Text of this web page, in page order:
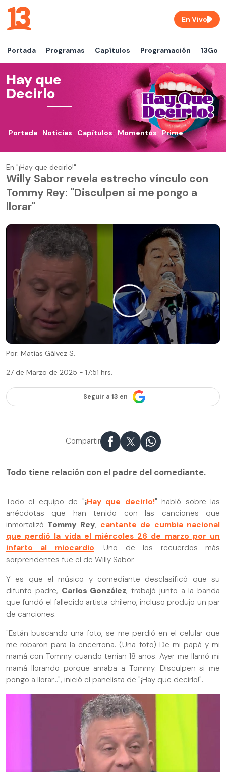
Portada Programas Capítulos Programación 13Go
En Vivo
Hay que
Decirlo
Portada Noticias Capítulos Momentos Prime
En "¡Hay que decirlo!"
Willy Sabor revela estrecho vínculo con
Tommy Rey: "Disculpen si me pongo a
llorar"
Por: Matías Gálvez S.
27 de Marzo de 2025 - 17:51 hrs.
Seguir a 13 en
Compartir
Todo tiene relación con el padre del comediante.
Todo el equipo de "¡Hay que decirlo!" habló sobre las
anécdotas que han tenido con las canciones que
inmortalizó Tommy Rey, cantante de cumbia nacional
que perdió la vida el miércoles 26 de marzo por un
infarto al miocardio. Uno de los recuerdos más
sorprendentes fue el de Willy Sabor.
Y es que el músico y comediante desclasificó que su
difunto padre, Carlos González, trabajó junto a la banda
que fundó el fallecido artista chileno, incluso produjo un par
de canciones.
"Están buscando una foto, se me perdió en el celular que
me robaron para la encerrona. (Una foto) De mi papá y mi
mamá con Tommy cuando tenían 18 años. Ayer me llamó mi
mamá llorando porque amaba a Tommy. Disculpen si me
pongo a llorar...", inició el panelista de "¡Hay que decirlo!".